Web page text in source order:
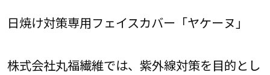
日焼け対策専用フェイスカバー「ヤケーヌ」
株式会社丸福繊維では、紫外線対策を目的とし